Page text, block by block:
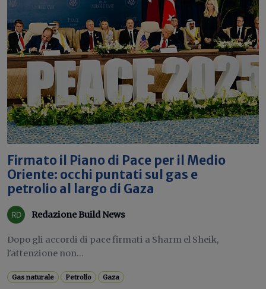
Firmato il Piano di Pace per il Medio
Oriente: occhi puntati sul gas e
petrolio al largo di Gaza
Redazione Build News
Dopo gli accordi di pace firmati a Sharm el Sheik,
l'attenzione non...
Gas naturale Petrolio Gaza